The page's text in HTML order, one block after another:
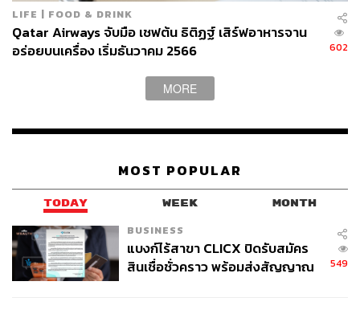
LIFE | FOOD & DRINK
Qatar Airways จับมือ เชฟต้น ธิติฏฐ์ เสิร์ฟอาหารจาน
อร่อยบนเครื่อง เริ่มธันวาคม 2566
602
MORE
MOST POPULAR
TODAY WEEK MONTH
BUSINESS
แบงก์ไร้สาขา CLICX ปิดรับสมัคร
สินเชื่อชั่วคราว พร้อมส่งสัญญาณ
549